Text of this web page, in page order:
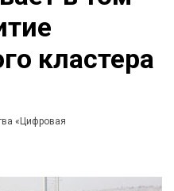
кластера
«Цифровая